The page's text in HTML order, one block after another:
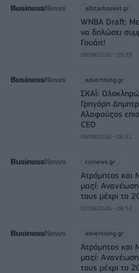
allstarbasket.gr
WNBA Draft:
να δηλώσει
Γουάιτ!
08/08/2026 - 09:39
advertising.gr
ΣΚΑΪ:
Γρηγόρη
Αλαφούζος
CEO
08/08/2026 - 06:51
csrnews.gr
Ατρόμητος και
μαζί:
τους μέχρι το
07/08/2026 - 08:52
advertising.gr
Ατρόμητος και
μαζί:
τους μέχρι το